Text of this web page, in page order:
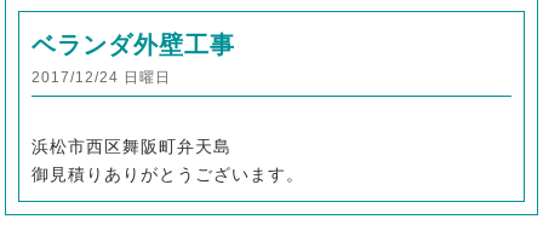
ベランダ外壁工事
2017/12/24 日曜日
浜松市西区舞阪町弁天島
御見積りありがとうございます。